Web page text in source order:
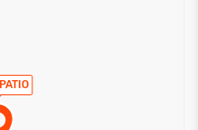
PATIO בן שמן